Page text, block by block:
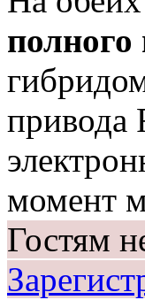
полного
привода
момент
Гостям